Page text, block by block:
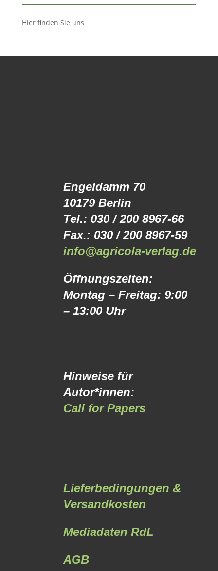
Hier finden Sie uns
Engeldamm 70
10179 Berlin
Tel.: 030 / 200 8967-66
Fax.: 030 / 200 8967-59
info@agricola-verlag.de
Öffnungszeiten:
Montag – Freitag: 9:00
– 13:00 Uhr
Hinweise für
Autor*innen:
Call for Papers
Lieferbedingungen &
Versandkosten
Mediadaten RdL
AGB